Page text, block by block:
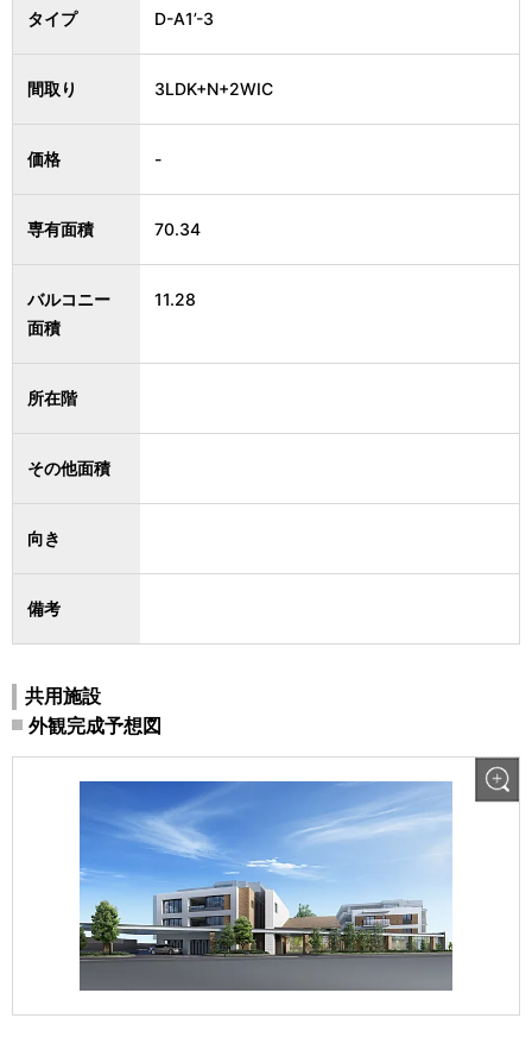
タイプ D-A1’-3
間取り 3LDK+N+2WIC
価格 -
専有面積 70.34
バルコニー
面積
11.28
所在階
その他面積
向き
備考
共用施設
外観完成予想図